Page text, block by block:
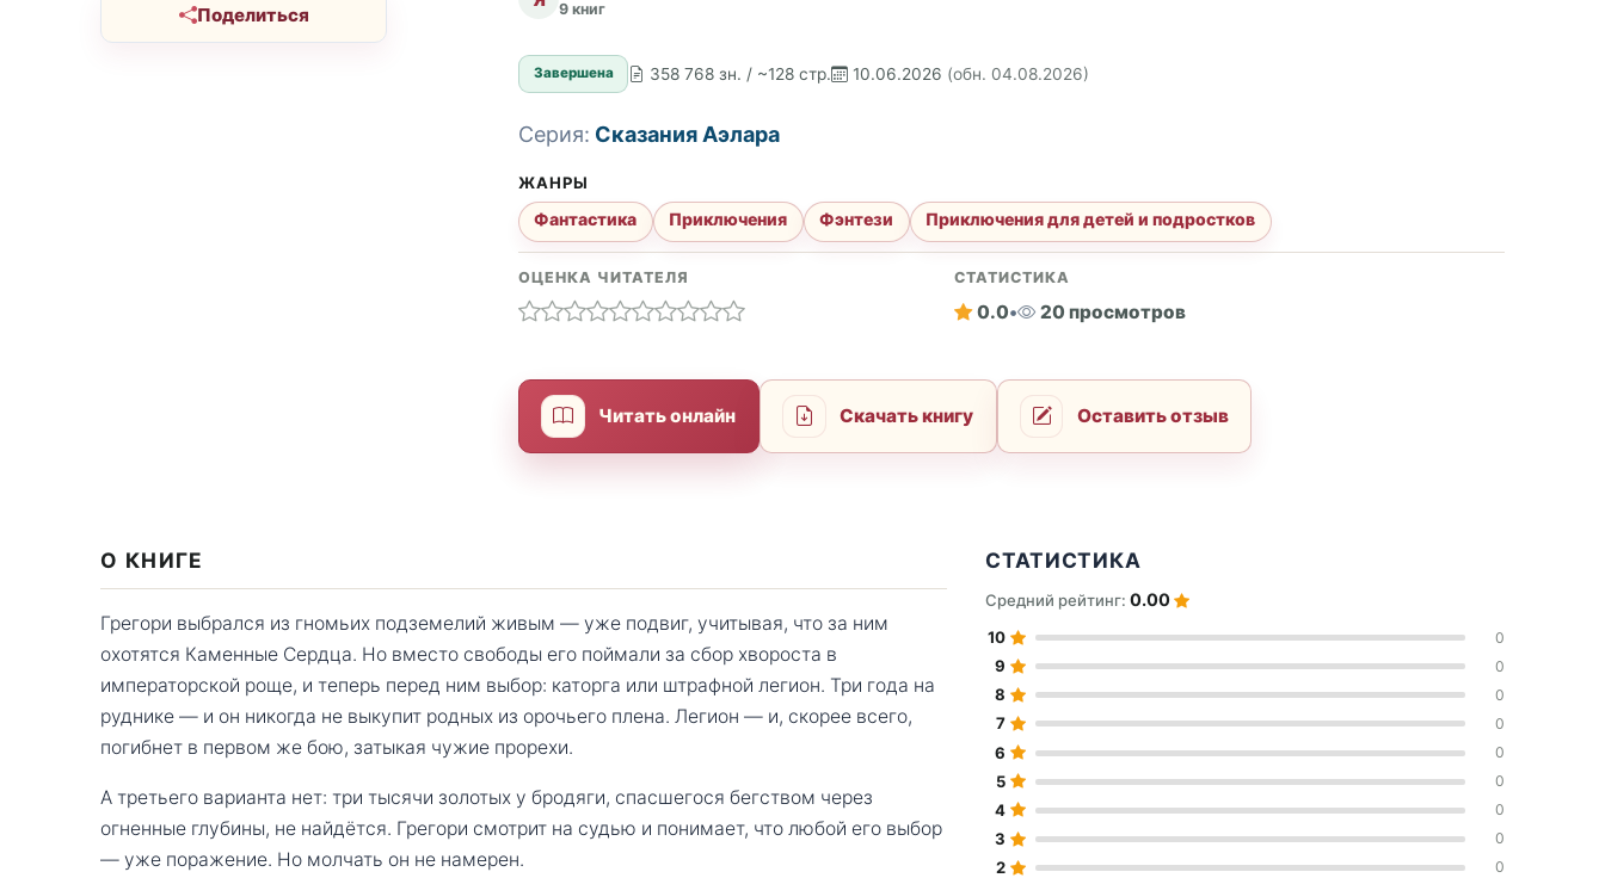
Поделиться 9 книг
Завершена 358 768 зн. / ~128 стр. 10.06.2026 (обн. 04.08.2026)
Серия: Сказания Аэлара
ЖАНРЫ
Фантастика Приключения Фэнтези Приключения для детей и подростков
ОЦЕНКА ЧИТАТЕЛЯ СТАТИСТИКА
0.0• 20 просмотров
Читать онлайн Скачать книгу Оставить отзыв
О КНИГЕ
Грегори выбрался из гномьих подземелий живым — уже подвиг, учитывая, что за ним
охотятся Каменные Сердца. Но вместо свободы его поймали за сбор хвороста в
императорской роще, и теперь перед ним выбор: каторга или штрафной легион. Три года на
руднике — и он никогда не выкупит родных из орочьего плена. Легион — и, скорее всего,
погибнет в первом же бою, затыкая чужие прорехи.
А третьего варианта нет: три тысячи золотых у бродяги, спасшегося бегством через
огненные глубины, не найдётся. Грегори смотрит на судью и понимает, что любой его выбор
— уже поражение. Но молчать он не намерен.
СТАТИСТИКА
Средний рейтинг:0.00
10 0
9 0
8 0
7 0
6 0
5 0
4 0
3 0
2 0